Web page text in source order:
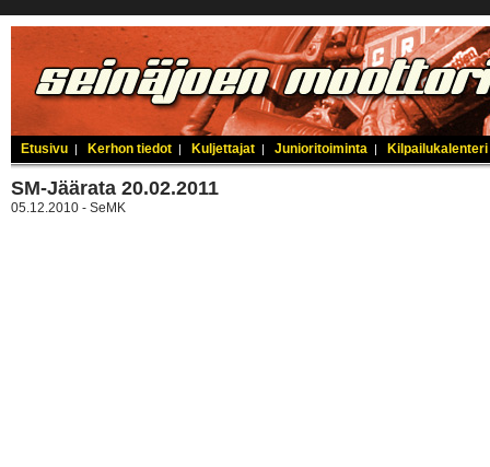
Etusivu | Kerhon tiedot | Kuljettajat | Junioritoiminta | Kilpailukalenteri
SM-Jäärata 20.02.2011
05.12.2010 - SeMK